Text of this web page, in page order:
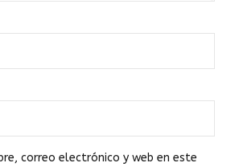
correo electrónico y web en este